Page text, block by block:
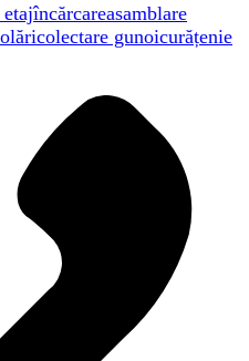
încărcareasamblare
colectare gunoicurățenie